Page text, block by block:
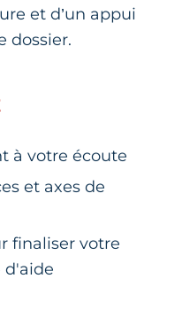
et d’un appui
dossier.
à votre écoute
et axes de
finaliser votre
d'aide